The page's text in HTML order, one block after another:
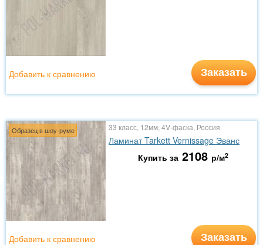
Заказать
Добавить к сравнению
Образец в шоу-руме 33 класс, 12мм, 4V-фаска, Россия
Ламинат Tarkett Vernissage Эванс
Купить за 2108 р/м2
Заказать
Добавить к сравнению